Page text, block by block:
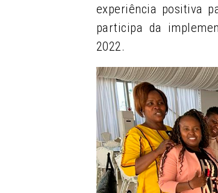
experiência positiva
participa da
2022.